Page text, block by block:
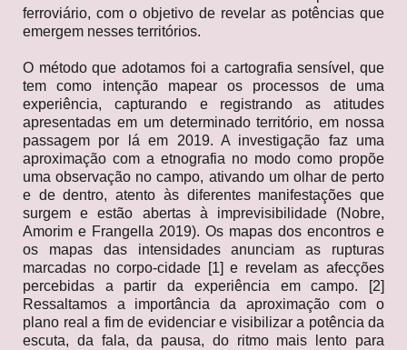
ferroviário, com o objetivo de revelar as potências que
emergem nesses territórios.
O método que adotamos foi a cartografia sensível, que
tem como intenção mapear os processos de uma
experiência, capturando e registrando as atitudes
apresentadas em um determinado território, em nossa
passagem por lá em 2019. A investigação faz uma
aproximação com a etnografia no modo como propõe
uma observação no campo, ativando um olhar de perto
e de dentro, atento às diferentes manifestações que
surgem e estão abertas à imprevisibilidade (Nobre,
Amorim e Frangella 2019). Os mapas dos encontros e
os mapas das intensidades anunciam as rupturas
marcadas no corpo-cidade [1] e revelam as afecções
percebidas a partir da experiência em campo. [2]
Ressaltamos a importância da aproximação com o
plano real a fim de evidenciar e visibilizar a potência da
escuta, da fala, da pausa, do ritmo mais lento para